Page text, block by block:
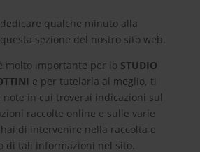
qualche minuto alla
sezione del nostro sito web.
molto importante per lo STUDIO
e per tutelarla al meglio, ti
in cui troverai indicazioni sul
raccolte online e sulle varie
di intervenire nella raccolta e
di tali informazioni nel sito.